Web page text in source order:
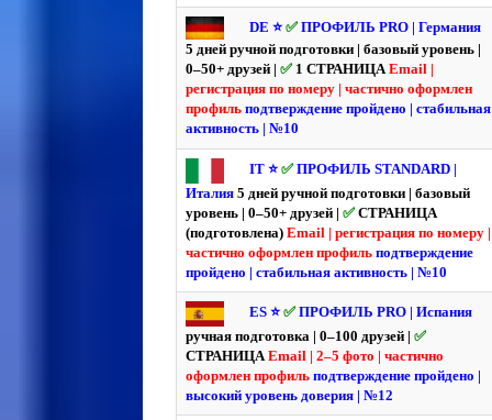
DE ⭐️ ✅ ПРОФИЛЬ PRO | Германия
5 дней ручной подготовки | базовый уровень |
0–50+ друзей | ✅ 1 СТРАНИЦАEmail |
регистрация по номеру | частично оформлен
профиль подтверждение пройдено | стабильная
активность | №10
IT ⭐️ ✅ ПРОФИЛЬ STANDARD |
Италия 5 дней ручной подготовки | базовый
уровень | 0–50+ друзей | ✅ СТРАНИЦА
(подготовлена) Email | регистрация по номеру |
частично оформлен профиль подтверждение
пройдено | стабильная активность | №10
ES ⭐️ ✅ ПРОФИЛЬ PRO | Испания
ручная подготовка | 0–100 друзей | ✅
СТРАНИЦАEmail | 2–5 фото | частично
оформлен профиль подтверждение пройдено |
высокий уровень доверия | №12